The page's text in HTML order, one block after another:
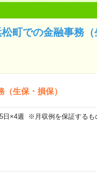
町での金融事務（
生保・損保）
×4週 ※月収例を保証するも